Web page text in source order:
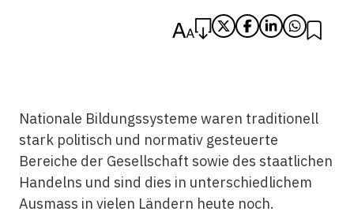
Nationale Bildungssysteme waren traditionell
stark politisch und normativ gesteuerte
Bereiche der Gesellschaft sowie des staatlichen
Handelns und sind dies in unterschiedlichem
Ausmass in vielen Ländern heute noch.